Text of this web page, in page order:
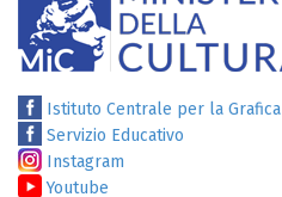
Istituto Centrale per la Grafica
Servizio Educativo
Instagram
Youtube